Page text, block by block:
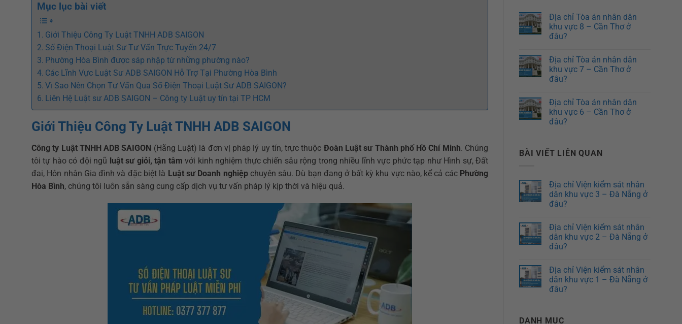
Mục lục bài viết
Giới Thiệu Công Ty Luật TNHH ADB SAIGON
Số Điện Thoại Luật Sư Tư Vấn Trực Tuyến 24/7
Phường Hòa Bình được sáp nhập từ những phường nào?
Các Lĩnh Vực Luật Sư ADB SAIGON Hỗ Trợ Tại Phường Hòa Bình
Vì Sao Nên Chọn Tư Vấn Qua Số Điện Thoại Luật Sư ADB SAIGON?
Liên Hệ Luật sư ADB SAIGON – Công ty Luật uy tín tại TP HCM
Giới Thiệu Công Ty Luật TNHH ADB SAIGON
Công ty Luật TNHH ADB SAIGON (Hãng Luật) là đơn vị pháp lý uy tín, trực thuộc Đoàn Luật sư Thành phố Hồ Chí Minh. Chúng
tôi tự hào có đội ngũ luật sư giỏi, tận tâm với kinh nghiệm thực chiến sâu rộng trong nhiều lĩnh vực phức tạp như Hình sự, Đất
đai, Hôn nhân Gia đình và đặc biệt là Luật sư Doanh nghiệpchuyên sâu. Dù bạn đang ở bất kỳ khu vực nào, kể cả các Phường
Hòa Bình, chúng tôi luôn sẵn sàng cung cấp dịch vụ tư vấn pháp lý kịp thời và hiệu quả.
Địa chỉ Tòa án nhân dân
khu vực 8 – Cần Thơ ở
đâu?
Địa chỉ Tòa án nhân dân
khu vực 7 – Cần Thơ ở
đâu?
Địa chỉ Tòa án nhân dân
khu vực 6 – Cần Thơ ở
đâu?
BÀI VIẾT LIÊN QUAN
Địa chỉ Viện kiểm sát nhân
dân khu vực 3 – Đà Nẵng ở
đâu?
Địa chỉ Viện kiểm sát nhân
dân khu vực 2 – Đà Nẵng ở
đâu?
Địa chỉ Viện kiểm sát nhân
dân khu vực 1 – Đà Nẵng ở
đâu?
DANH MỤC